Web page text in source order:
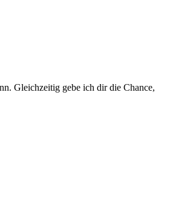
Gleichzeitig gebe ich dir die Chance,